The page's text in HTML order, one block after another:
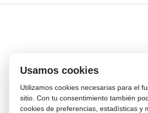
Usamos cookies
Utilizamos cookies necesarias para el
sitio. Con tu consentimiento también
cookies de preferencias, estadísticas y
telefónica
tranquilidad
Medios de